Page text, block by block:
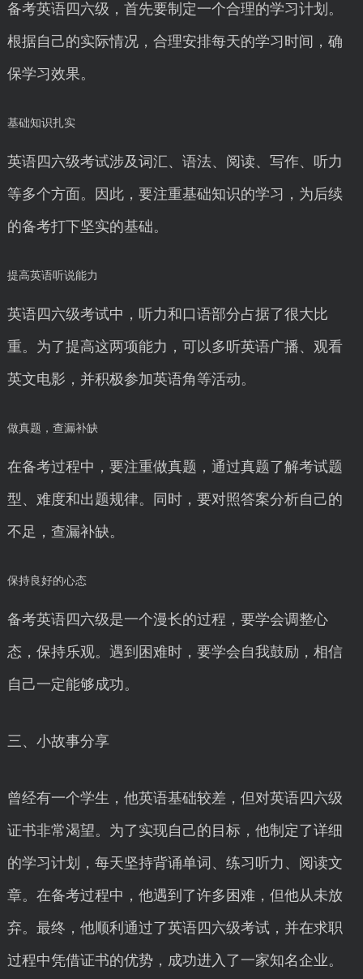
备考英语四六级，首先要制定一个合理的学习计划。
根据自己的实际情况，合理安排每天的学习时间，确
保学习效果。
基础知识扎实
英语四六级考试涉及词汇、语法、阅读、写作、听力
等多个方面。因此，要注重基础知识的学习，为后续
的备考打下坚实的基础。
提高英语听说能力
英语四六级考试中，听力和口语部分占据了很大比
重。为了提高这两项能力，可以多听英语广播、观看
英文电影，并积极参加英语角等活动。
做真题，查漏补缺
在备考过程中，要注重做真题，通过真题了解考试题
型、难度和出题规律。同时，要对照答案分析自己的
不足，查漏补缺。
保持良好的心态
备考英语四六级是一个漫长的过程，要学会调整心
态，保持乐观。遇到困难时，要学会自我鼓励，相信
自己一定能够成功。
三、小故事分享
曾经有一个学生，他英语基础较差，但对英语四六级
证书非常渴望。为了实现自己的目标，他制定了详细
的学习计划，每天坚持背诵单词、练习听力、阅读文
章。在备考过程中，他遇到了许多困难，但他从未放
弃。最终，他顺利通过了英语四六级考试，并在求职
过程中凭借证书的优势，成功进入了一家知名企业。